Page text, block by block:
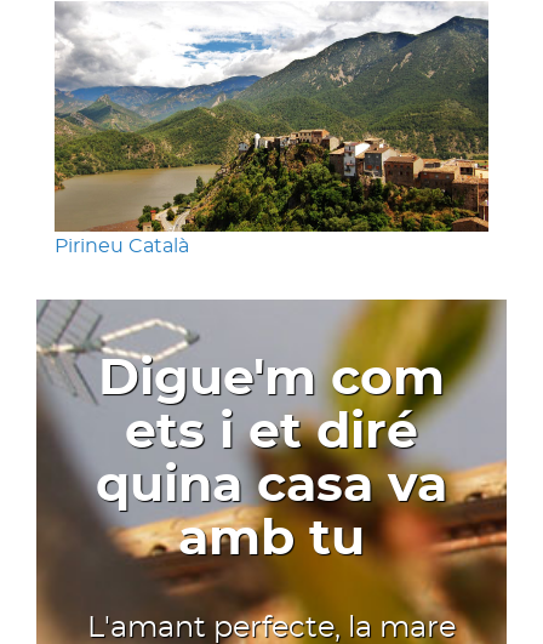
Pirineu Català
Digue'm com
ets i et diré
quina casa va
amb tu
L'amant perfecte, la mare